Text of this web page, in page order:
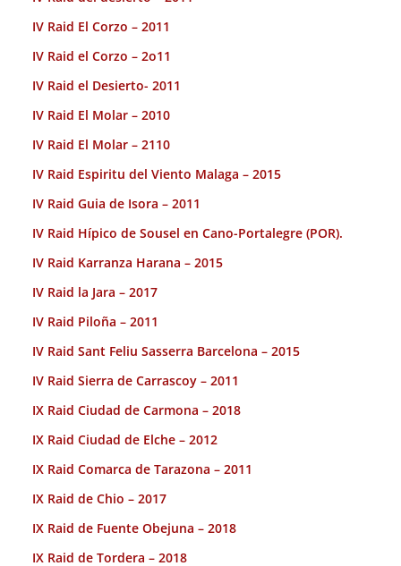
IV Raid El Corzo – 2011
IV Raid el Corzo – 2o11
IV Raid el Desierto- 2011
IV Raid El Molar – 2010
IV Raid El Molar – 2110
IV Raid Espiritu del Viento Malaga – 2015
IV Raid Guia de Isora – 2011
IV Raid Hípico de Sousel en Cano-Portalegre (POR).
IV Raid Karranza Harana – 2015
IV Raid la Jara – 2017
IV Raid Piloña – 2011
IV Raid Sant Feliu Sasserra Barcelona – 2015
IV Raid Sierra de Carrascoy – 2011
IX Raid Ciudad de Carmona – 2018
IX Raid Ciudad de Elche – 2012
IX Raid Comarca de Tarazona – 2011
IX Raid de Chio – 2017
IX Raid de Fuente Obejuna – 2018
IX Raid de Tordera – 2018